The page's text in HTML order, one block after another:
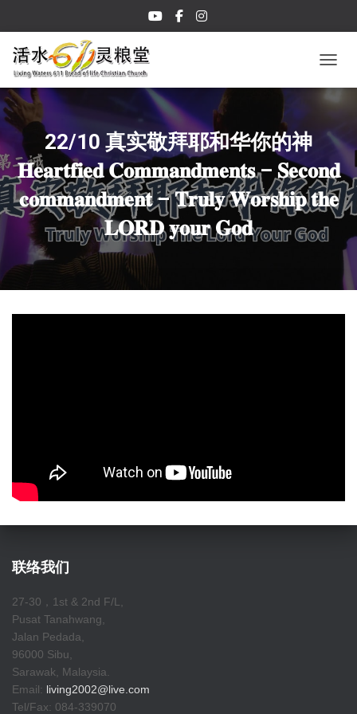
22/10 真实敬拜耶和华你的神
𝐇𝐞𝐚𝐫𝐭𝐟𝐢𝐞𝐝 𝐂𝐨𝐦𝐦𝐚𝐧𝐝𝐦𝐞𝐧𝐭𝐬 – 𝐒𝐞𝐜𝐨𝐧𝐝
𝐜𝐨𝐦𝐦𝐚𝐧𝐝𝐦𝐞𝐧𝐭 – 𝐓𝐫𝐮𝐥𝐲 𝐖𝐨𝐫𝐬𝐡𝐢𝐩 𝐭𝐡𝐞
𝐋𝐎𝐑𝐃 𝐲𝐨𝐮𝐫 𝐆𝐨𝐝
联络我们
27-30，1st & 2nd F/L,
Pusat Tanahwang,
Jalan Pedada,
96000 Sibu,
Sarawak, Malaysia.
Email: living2002@live.com
Tel/Fax: 084-339070